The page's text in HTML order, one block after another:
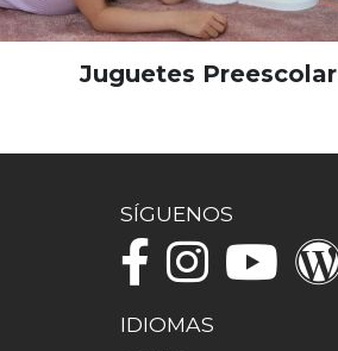
Juguetes Preescolar
SÍGUENOS
IDIOMAS